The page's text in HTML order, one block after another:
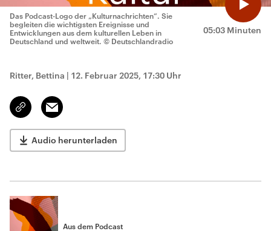
05:03 Minuten
Das Podcast-Logo der „Kulturnachrichten“. Sie
begleiten die wichtigsten Ereignisse und
Entwicklungen aus dem kulturellen Leben in
Deutschland und weltweit. © Deutschlandradio
Ritter, Bettina | 12. Februar 2025, 17:30 Uhr
Link
kopieren/teilen
Email
Audio herunterladen
Aus dem Podcast